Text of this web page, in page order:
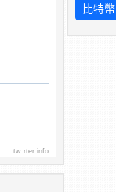
tw.rter.info
比特幣